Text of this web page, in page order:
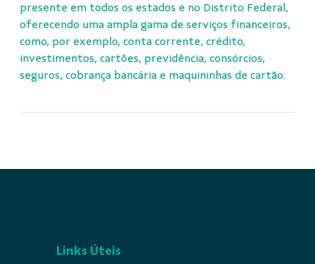
presente em todos os estados e no Distrito Federal,
oferecendo uma ampla gama de serviços financeiros,
como, por exemplo, conta corrente, crédito,
investimentos, cartões, previdência, consórcios,
seguros, cobrança bancária e maquininhas de cartão.
Links Úteis